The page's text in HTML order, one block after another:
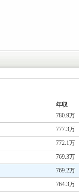
年収
780.9万
777.3万
772.1万
769.3万
769.2万
764.3万